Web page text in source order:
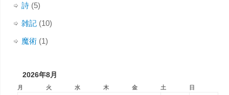
詩(5)
雑記(10)
魔術(1)
2026年8月
月 火 水 木 金 土 日